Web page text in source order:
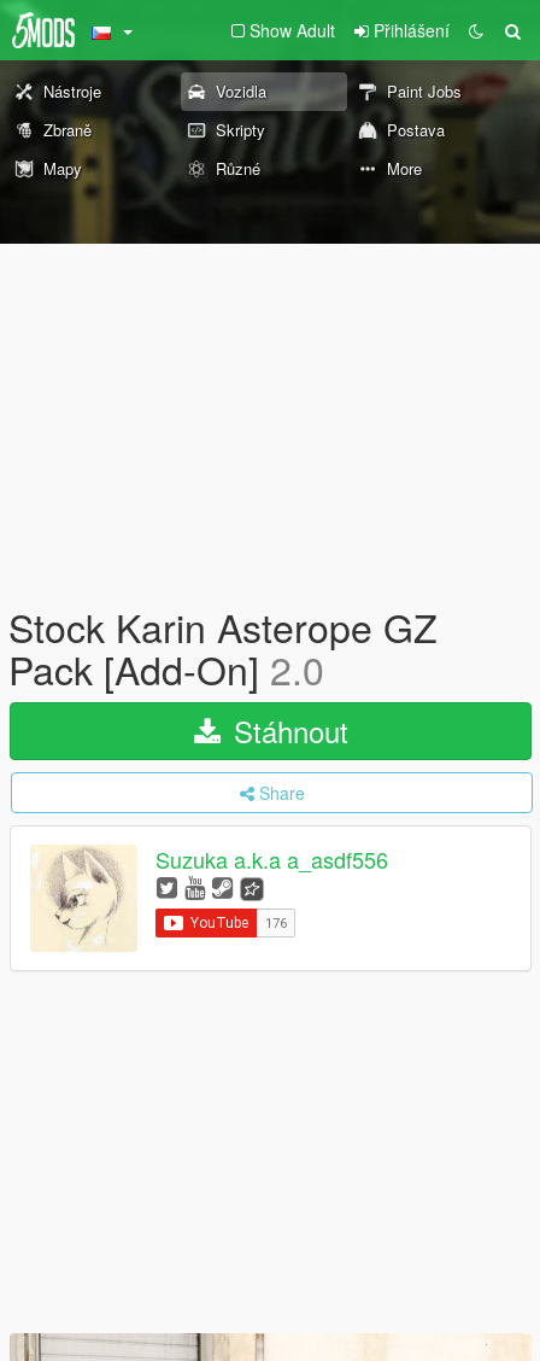
Show Adult Přihlášení
Nástroje Vozidla
Paint Jobs
Zbraně
Skripty
Postava
Mapy
Různé More
Stock Karin Asterope GZ
Pack [Add-On] 2.0
Stáhnout
Share
Suzuka a.k.a a_asdf556